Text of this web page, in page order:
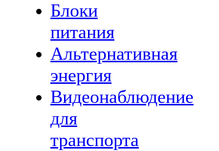
Блоки
питания
Альтернативная
энергия
Видеонаблюдение
для
транспорта